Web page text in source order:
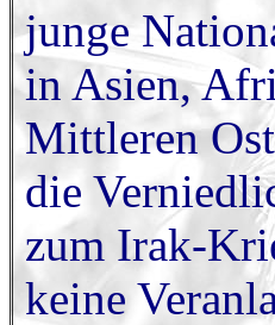
junge
in Asien,
Mittleren
die
zum Irak-
keine